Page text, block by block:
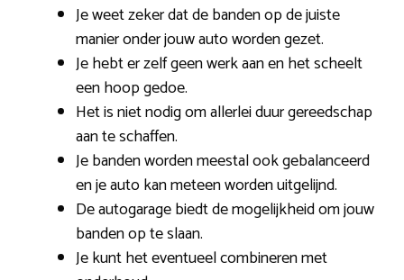
Je weet zeker dat de banden op de juiste
manier onder jouw auto worden gezet.
Je hebt er zelf geen werk aan en het scheelt
een hoop gedoe.
Het is niet nodig om allerlei duur gereedschap
aan te schaffen.
Je banden worden meestal ook gebalanceerd
en je auto kan meteen worden uitgelijnd.
De autogarage biedt de mogelijkheid om jouw
banden op te slaan.
Je kunt het eventueel combineren met